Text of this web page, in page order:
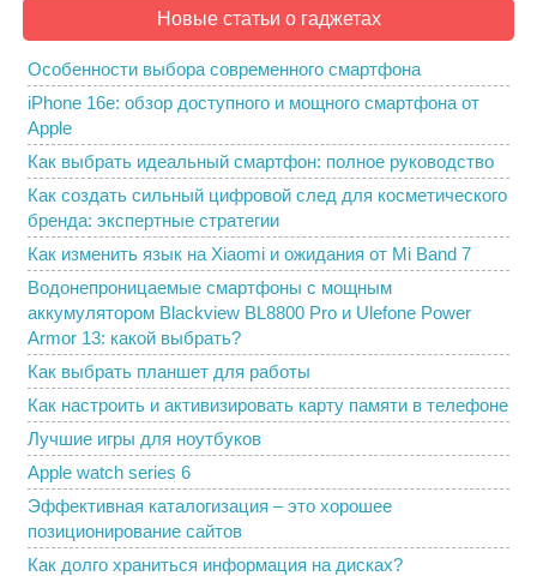
Новые статьи о гаджетах
Особенности выбора современного смартфона
iPhone 16e: обзор доступного и мощного смартфона от
Apple
Как выбрать идеальный смартфон: полное руководство
Как создать сильный цифровой след для косметического
бренда: экспертные стратегии
Как изменить язык на Xiaomi и ожидания от Mi Band 7
Водонепроницаемые смартфоны с мощным
аккумулятором Blackview BL8800 Pro и Ulefone Power
Armor 13: какой выбрать?
Как выбрать планшет для работы
Как настроить и активизировать карту памяти в телефоне
Лучшие игры для ноутбуков
Apple watch series 6
Эффективная каталогизация – это хорошее
позиционирование сайтов
Как долго храниться информация на дисках?